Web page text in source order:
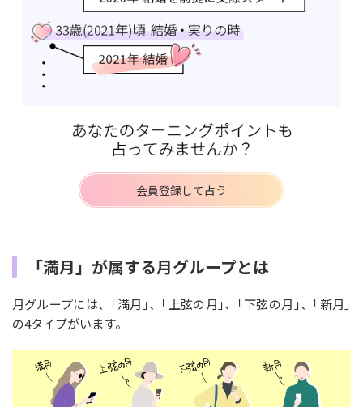
会員登録して占う
「満月」が属する月グループとは
月グループには、｢満月｣、｢上弦の月｣、｢下弦の月｣、｢新月｣
の4タイプがいます。